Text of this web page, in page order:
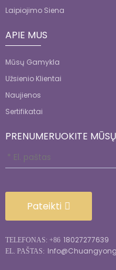
Laipiojimo Siena
APIE MUS
Mūsų Gamykla
Užsienio Klientai
Naujienos
Sertifikatai
PRENUMERUOKITE
Pateikti
TELEFONAS: +86 18027277639
EL. PAŠTAS: